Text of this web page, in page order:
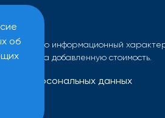
об
информационный
налога на добавленную стоимость.
персональных данных